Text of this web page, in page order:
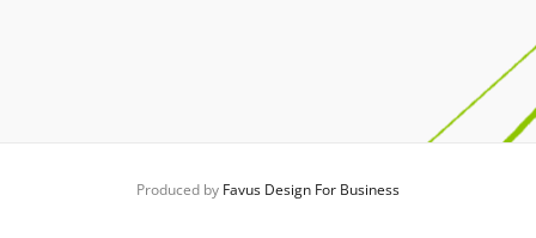
Produced by Favus Design For Business